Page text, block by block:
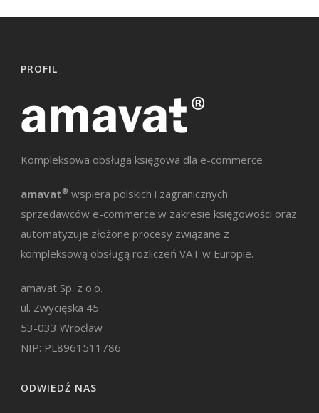
PROFIL
Kompleksowa obsługa księgowa dla e-commerce
amavat® wspiera polskich i zagranicznych
sprzedawców e-commerce w zakresie księgowości oraz
automatyzuje złożone procesy związane z
kompleksową obsługą rozliczeń VAT w Europie.
amavat Sp. z o.o.
ul. Zwycięska 45
53-033 Wrocław
NIP: PL8961511786
ODWIEDŹ NAS